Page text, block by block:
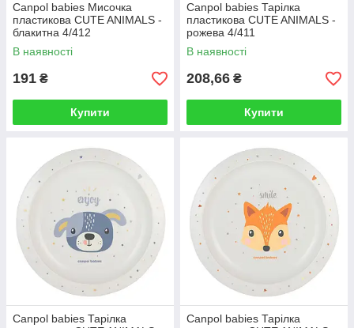
Canpol babies Мисочка
пластикова CUTE ANIMALS -
блакитна 4/412
В наявності
191 ₴
Купити
Canpol babies Тарілка
пластикова CUTE ANIMALS -
рожева 4/411
В наявності
208,66 ₴
Купити
Canpol babies Тарілка
Canpol babies Тарілка